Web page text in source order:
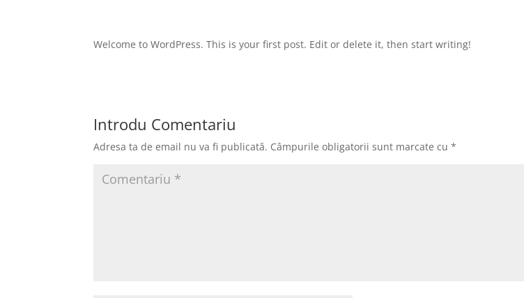
Welcome to WordPress. This is your first post. Edit or delete it, then start writing!
Introdu Comentariu
Adresa ta de email nu va fi publicată. Câmpurile obligatorii sunt marcate cu*